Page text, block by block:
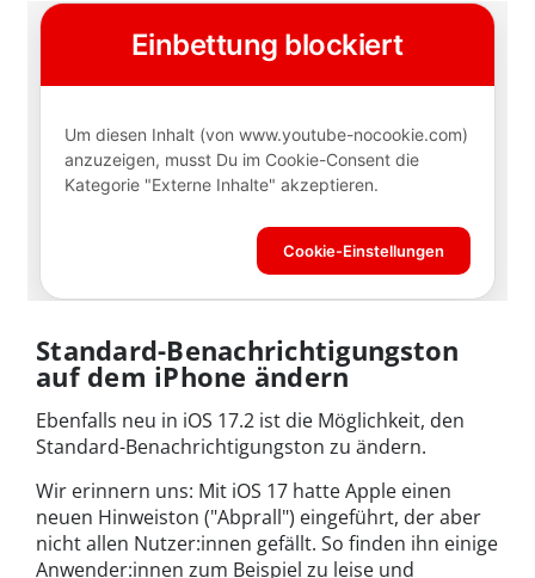
Standard-Benachrichtigungston
auf dem iPhone ändern
Ebenfalls neu in iOS 17.2 ist die Möglichkeit, den
Standard-Benachrichtigungston zu ändern.
Wir erinnern uns: Mit iOS 17 hatte Apple einen
neuen Hinweiston ("Abprall") eingeführt, der aber
nicht allen Nutzer:innen gefällt. So finden ihn einige
Anwender:innen zum Beispiel zu leise und